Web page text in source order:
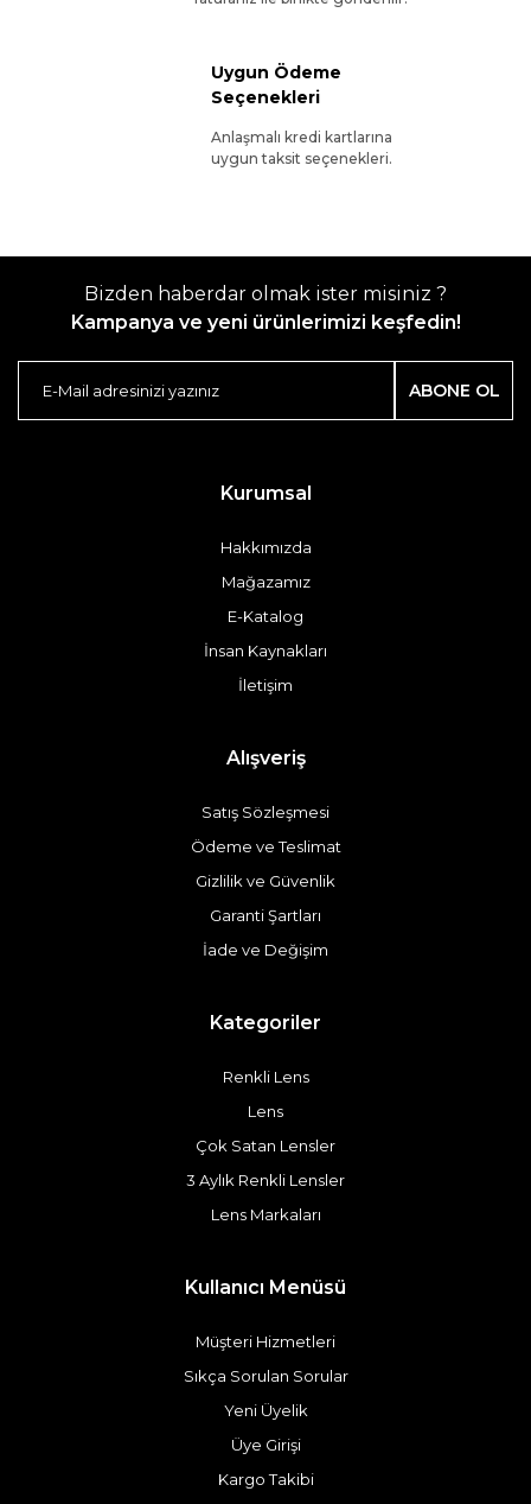
Uygun Ödeme
Seçenekleri
Anlaşmalı kredi kartlarına
uygun taksit seçenekleri.
Bizden haberdar olmak ister misiniz ?
Kampanya ve yeni ürünlerimizi keşfedin!
ABONE OL
Kurumsal
Hakkımızda
Mağazamız
E-Katalog
İnsan Kaynakları
İletişim
Alışveriş
Satış Sözleşmesi
Ödeme ve Teslimat
Gizlilik ve Güvenlik
Garanti Şartları
İade ve Değişim
Kategoriler
Renkli Lens
Lens
Çok Satan Lensler
3 Aylık Renkli Lensler
Lens Markaları
Kullanıcı Menüsü
Müşteri Hizmetleri
Sıkça Sorulan Sorular
Yeni Üyelik
Üye Girişi
Kargo Takibi